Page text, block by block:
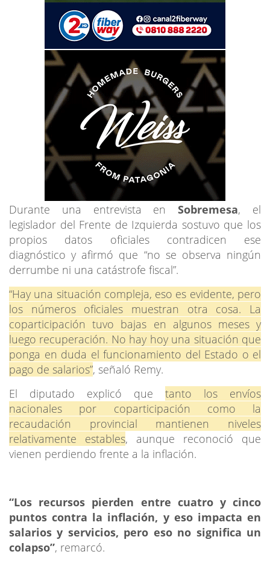
Durante una entrevista en Sobremesa, el
legislador del Frente de Izquierda sostuvo que los
propios datos oficiales contradicen ese
diagnóstico y afirmó que “no se observa ningún
derrumbe ni una catástrofe fiscal”.
“Hay una situación compleja, eso es evidente, pero
los números oficiales muestran otra cosa. La
coparticipación tuvo bajas en algunos meses y
luego recuperación. No hay hoy una situación que
ponga en duda el funcionamiento del Estado o el
pago de salarios”, señaló Remy.
El diputado explicó que tanto los envíos
nacionales por coparticipación como la
recaudación provincial mantienen niveles
relativamente estables, aunque reconoció que
vienen perdiendo frente a la inflación.
“Los recursos pierden entre cuatro y cinco
puntos contra la inflación, y eso impacta en
salarios y servicios, pero eso no significa un
colapso”, remarcó.